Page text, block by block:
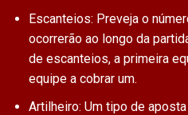
Escanteios: Preveja o
ocorrerão ao longo da
de escanteios, a primeira
equipe a cobrar um.
Artilheiro: Um tipo de